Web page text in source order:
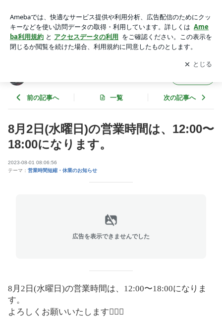
ポーツサプリのボディパワーブログ
アプリをダウンロードして ブログの更新通知
を受け取りまし
ょう。
開く
前の記事へ 一覧 次の記事へ
8月2日(水曜日)の営業時間は、12:00〜
18:00になります。
2023-08-01 08:06:56
テーマ： 営業時間短縮・休業のお知らせ
広告を表示できませんでした
8 月 2 日 (水曜日 )の営業時間は、 12:00〜18:00になりま
す。
よろしくお願いいたします🙇🏻‍♂️